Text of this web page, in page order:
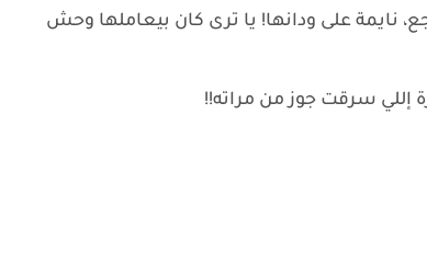
نايمة على ودانها! يا ترى كان بيعاملها وحش
إللي سرقت جوز من مراته!!